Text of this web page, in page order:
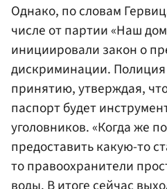
Однако, по словам
числе от партии «Наш
инициировали закон о
дискриминации. Полиция
принятию, утверждая,
паспорт будет
уголовников. «Когда же
предоставить какую-то
то правоохранители